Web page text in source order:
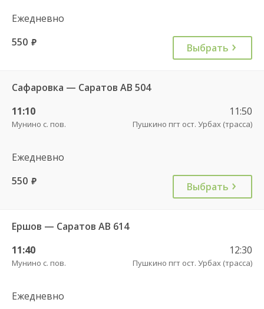
Ежедневно
550 руб. Выбрать
Сафаровка — Саратов АВ 504
11:10
Мунино с. пов.
11:50
Пушкино пгт ост. Урбах (трасса)
Ежедневно
550 руб. Выбрать
Ершов — Саратов АВ 614
11:40
Мунино с. пов.
12:30
Пушкино пгт ост. Урбах (трасса)
Ежедневно